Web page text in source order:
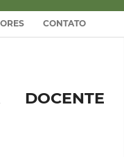
CONTATO
DOCENTE